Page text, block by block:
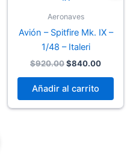
Aeronaves
Avión – Spitfire Mk. IX –
1/48 – Italeri
$920.00Original
was:
$920.00.
$840.00Current
Añadir al carrito